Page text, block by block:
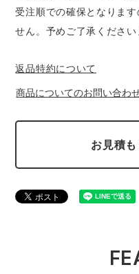
受注順での確保となりま
せん。予めご了承ください
返品特約について
商品についてのお問い合わ
お見積